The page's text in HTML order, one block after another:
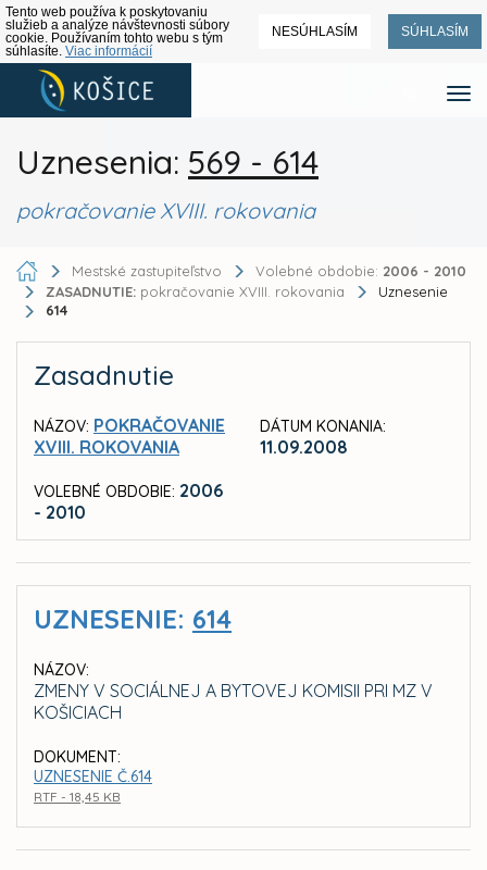
Tento web používa k poskytovaniu
služieb a analýze návštevnosti súbory
cookie. Používaním tohto webu s tým
súhlasíte. Viac informácií
NESÚHLASÍM SÚHLASÍM
Uznesenia: 569 - 614
pokračovanie XVIII. rokovania
Mestské zastupiteľstvo Volebné obdobie: 2006 - 2010
ZASADNUTIE: pokračovanie XVIII. rokovania
Uznesenie
614
Zasadnutie
NÁZOV: POKRAČOVANIE
XVIII. ROKOVANIA
VOLEBNÉ OBDOBIE: 2006
- 2010
DÁTUM KONANIA:
11.09.2008
UZNESENIE: 614
NÁZOV:
ZMENY V SOCIÁLNEJ A BYTOVEJ KOMISII PRI MZ V
KOŠICIACH
DOKUMENT:
UZNESENIE Č.614
RTF - 18,45 KB